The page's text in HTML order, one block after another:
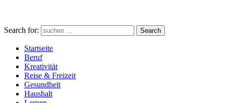
Search for: Search
Startseite
Beruf
Kreativität
Reise & Freizeit
Gesundheit
Haushalt